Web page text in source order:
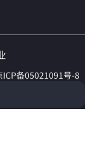
ICP备05021091号-8